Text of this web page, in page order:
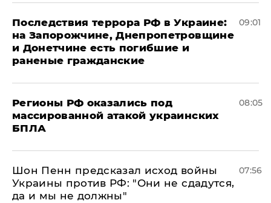
Последствия террора РФ в Украине:
на Запорожчине, Днепропетровщине
и Донетчине есть погибшие и
раненые гражданские
09:01
Регионы РФ оказались под
массированной атакой украинских
БПЛА
08:05
Шон Пенн предсказал исход войны
Украины против РФ: "Они не сдадутся,
да и мы не должны"
07:56